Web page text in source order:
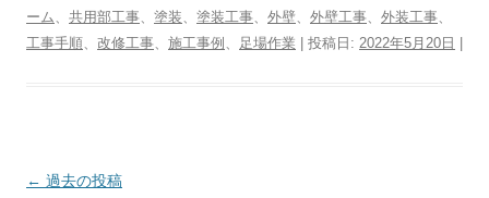
ーム
共用部工事 塗装 塗装工事 外壁 外壁工事 外装工事
工事手順
改修工事 施工事例 足場作業 | 投稿日: 2022年5月20日
投
← 過去の投稿